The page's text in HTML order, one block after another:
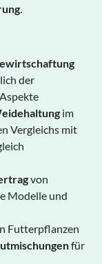
.
der
im
Vergleichs mit
von
Modelle und
Futterpflanzen
für